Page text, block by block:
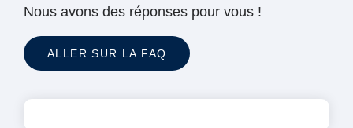
Nous avons des réponses pour vous !
ALLER SUR LA FAQ